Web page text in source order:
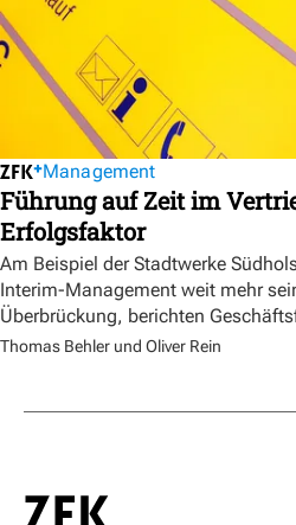
Management
Führung auf Zeit im
Erfolgsfaktor
Am Beispiel der Stadtwerke
Interim-Management weit mehr
Überbrückung, berichten
Thomas Behler und Oliver Rein